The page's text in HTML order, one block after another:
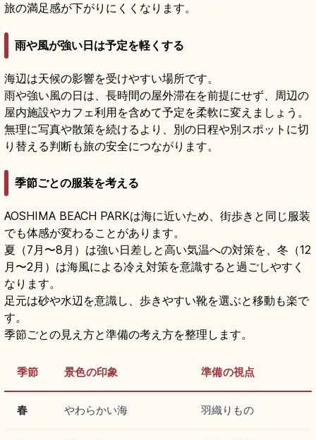
旅の満足感が下がりにくくなります。
雨や風が強い日は予定を軽くする
海辺は天候の影響を受けやすい場所です。
雨や強い風の日は、長時間の屋外滞在を前提にせず、周辺の
屋内施設やカフェ利用を含めて予定を柔軟に変えましょう。
無理に写真や散策を続けるより、別の日程や別スポットに切
り替える判断も旅の安全につながります。
季節ごとの服装を考える
AOSHIMA BEACH PARKは海に近いため、街歩きと同じ服装
でも体感が変わることがあります。
夏（7月〜8月）は強い日差しと高い気温への対策を、冬（12
月〜2月）は海風による冷え対策を意識すると過ごしやすく
なります。
足元は砂や水辺を意識し、歩きやすい靴を選ぶと移動も楽で
す。
季節ごとの見え方と準備の考え方を整理します。
季節 景色の印象 準備の視点
春 やわらかい海 羽織りもの